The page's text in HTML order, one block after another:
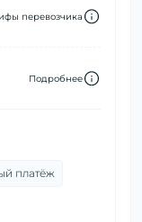
перевозчика
Подробнее
платёж